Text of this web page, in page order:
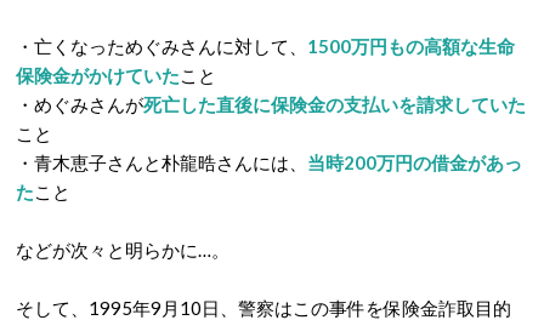
・亡くなっためぐみさんに対して、 1500万円もの高額な生命
保険金がかけていたこと
・めぐみさんが死亡した直後に保険金の支払いを請求していた
こと
・青木恵子さんと朴龍晧さんには、 当時200万円の借金があっ
たこと
などが次々と明らかに…。
そして、1995年9月10日、警察はこの事件を保険金詐取目的